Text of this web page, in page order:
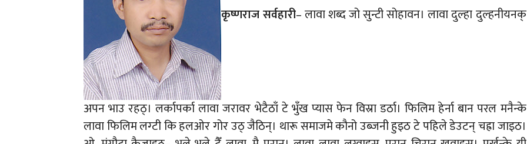
कृष्णराज सर्वहारी– लावा शब्द जो सुन्टी सोहावन। लावा दुल्हा दुल्हनीयनक्
अपन भाउ रहठ्। लर्कापर्का लावा जरावर भेटैठाँ टे भुँख प्यास फेन विस्रा डर्ठा। फिलिम हेर्ना बान परल मनैन्के
लावा फिलिम लग्टी कि हलओर गोर उठ् जैठिन्। थारू समाजमे कौनो उब्जनी हुइठ टे पहिले डेउटन् चह्रा जाइठ।